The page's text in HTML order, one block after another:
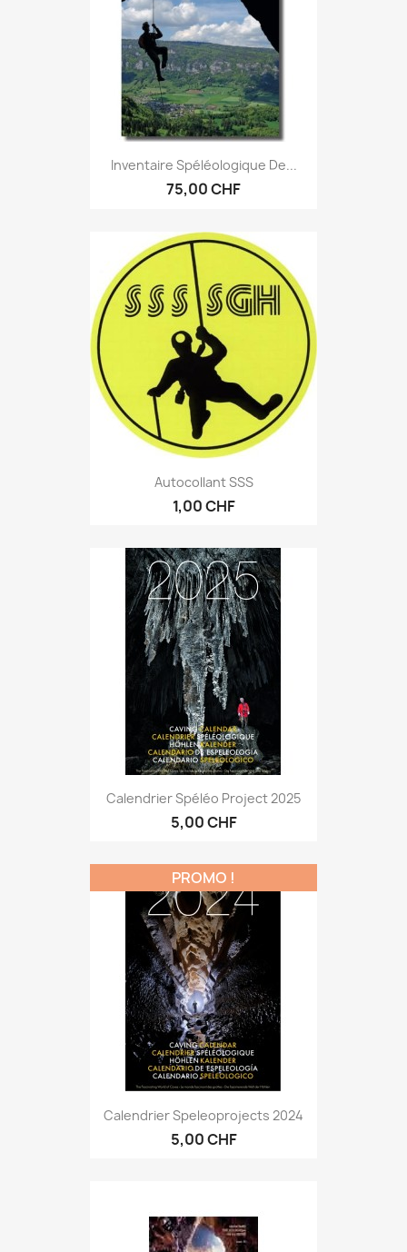
Inventaire Spéléologique De...
75,00 CHF
Autocollant SSS
1,00 CHF
Calendrier Spéléo Project 2025
5,00 CHF
Calendrier Speleoprojects 2024
5,00 CHF
PROMO !